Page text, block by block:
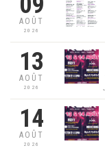
AOÛT
2026
13
AOÛT
2026
14
AOÛT
2026